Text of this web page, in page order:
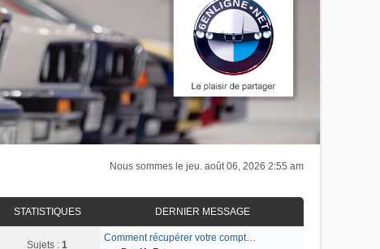
Nous sommes le jeu. août 06, 2026 2:55 am
STATISTIQUES DERNIER MESSAGE
Sujets : 1
Comment récupérer votre compt…